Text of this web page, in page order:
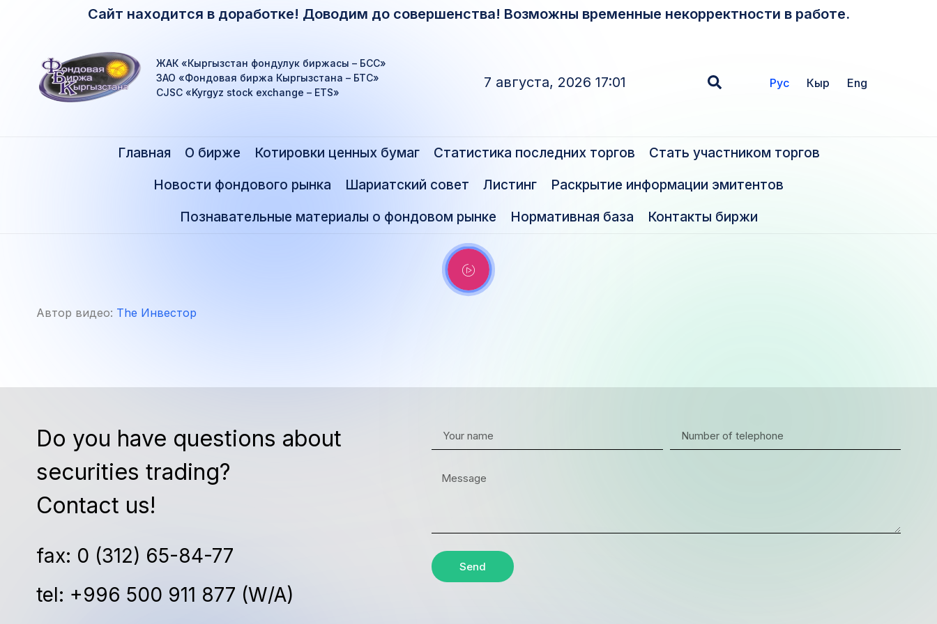
Сайт находится в доработке! Доводим до совершенства! Возможны временные некорректности в работе.
ЖАК «Кыргызстан фондулук биржасы – БСС»
ЗАО «Фондовая биржа Кыргызстана – БТС»
CJSC «Kyrgyz stock exchange – ETS»
7 августа, 2026 17:01 Рус Кыр Eng
Главная О бирже Котировки ценных бумаг Статистика последних торгов
Стать участником торгов
Новости фондового рынка
Шариатский совет Листинг
Раскрытие информации эмитентов
Познавательные материалы о фондовом рынке
Нормативная база Контакты биржи
Автор видео: The Инвестор
Do you have questions about
securities trading?
Contact us!
fax: 0 (312) 65-84-77
tel: +996 500 911 877 (W/A)
Send